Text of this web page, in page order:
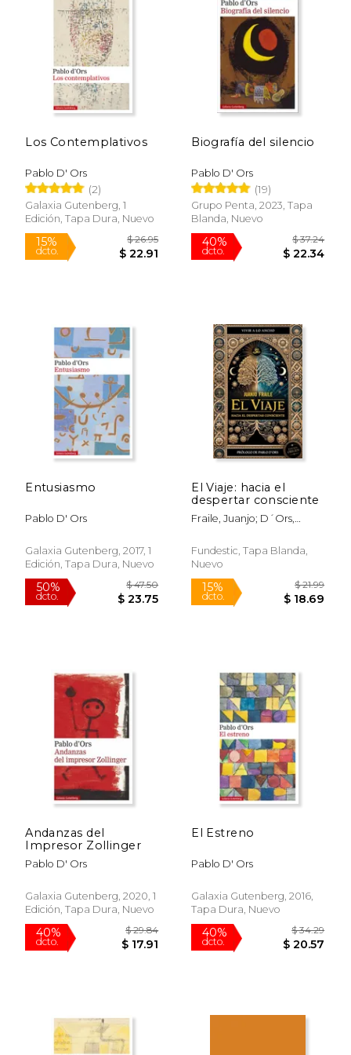
dcto. dcto.
Los Contemplativos
Pablo D' Ors
(2)
Galaxia Gutenberg, 1
Edición, Tapa Dura, Nuevo
15%
dcto.
Biografía del silencio
Pablo D' Ors
(19)
Grupo Penta, 2023, Tapa
Blanda, Nuevo
40%
dcto.
Entusiasmo
Pablo D' Ors
Galaxia Gutenberg, 2017, 1
Edición, Tapa Dura, Nuevo
50%
dcto.
El Viaje: hacia el
despertar consciente
Fraile, Juanjo; D´ors,
Fundestic, Tapa Blanda,
Nuevo
15%
dcto.
Andanzas del
Impresor Zollinger
Pablo D' Ors
Galaxia Gutenberg, 2020, 1
Edición, Tapa Dura, Nuevo
El Estreno
Pablo D' Ors
Galaxia Gutenberg, 2016,
Tapa Dura, Nuevo